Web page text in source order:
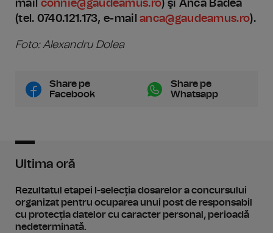
mail connie@gaudeamus.ro) şi Anca Badea
(tel. 0740.121.173, e-mailanca@gaudeamus.ro).
Foto: Alexandru Dolea
Share pe
Facebook
Share pe
Whatsapp
Ultima oră
Rezultatul etapei I-selecția dosarelor a concursului
organizat pentru ocuparea unui post de responsabil
cu protecția datelor cu caracter personal, perioadă
nedeterminată.